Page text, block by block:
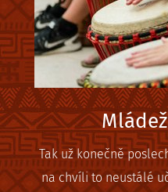
Tak už konečně
na chvíli to neustálé